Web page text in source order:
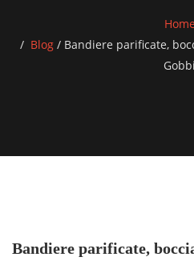
Blog / Bandiere parificate,
Gobbi
Bandiere parificate,